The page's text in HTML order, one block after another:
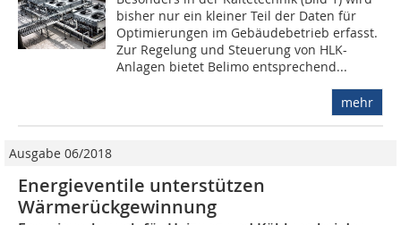
bisher nur ein kleiner Teil der Daten für
Optimierungen im Gebäudebetrieb erfasst.
Zur Regelung und Steuerung von HLK-
Anlagen bietet Belimo entsprechend...
mehr
Ausgabe 06/2018
Energieventile unterstützen
Wärmerückgewinnung